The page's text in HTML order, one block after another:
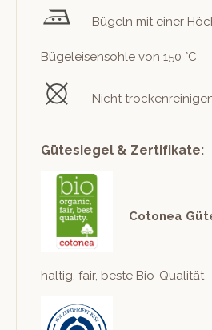
Bügeln mit ein­er
Bügeleisen­sohle von 150 °C
Nicht
Gütesiegel & Zertifikate:
Cotonea
haltig, fair, beste Bio-Qualität